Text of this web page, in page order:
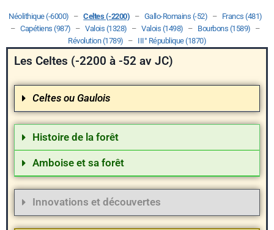
Néolithique (-6000) –Celtes (-2200) – Gallo-Romains (-52) – Francs (481)
–Capétiens (987) –Valois (1328) –Valois (1498) – Bourbons (1589) –
Révolution (1789) – III° République (1870)
Les Celtes (-2200 à -52 av JC)
Celtes ou Gaulois
Histoire de la forêt
Amboise et sa forêt
Innovations et découvertes